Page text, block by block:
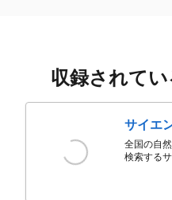
収録されて
サイエ
全国の自
検索する